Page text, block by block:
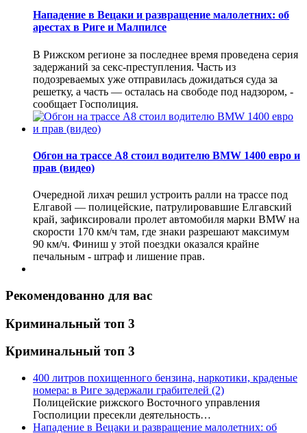
Нападение в Вецаки и развращение малолетних: об
арестах в Риге и Малпилсе
В Рижском регионе за последнее время проведена серия
задержаний за секс-преступления. Часть из
подозреваемых уже отправилась дожидаться суда за
решетку, а часть — осталась на свободе под надзором, -
сообщает Госполиция.
Обгон на трассе А8 стоил водителю BMW 1400 евро и
прав (видео)
Очередной лихач решил устроить ралли на трассе под
Елгавой — полицейские, патрулировавшие Елгавский
край, зафиксировали пролет автомобиля марки BMW на
скорости 170 км/ч там, где знаки разрешают максимум
90 км/ч. Финиш у этой поездки оказался крайне
печальным - штраф и лишение прав.
Рекомендованно для вас
Криминальный топ 3
Криминальный топ 3
400 литров похищенного бензина, наркотики, краденые
номера: в Риге задержали грабителей (2)
Полицейские рижского Восточного управления
Госполиции пресекли деятельность…
Нападение в Вецаки и развращение малолетних: об